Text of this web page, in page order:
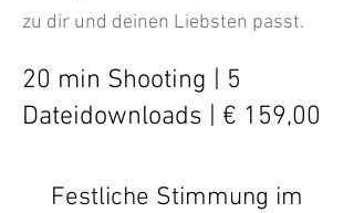
zu dir und deinen Liebsten passt.
20 min Shooting | 5
Dateidownloads | € 159,00
Festliche Stimmung im